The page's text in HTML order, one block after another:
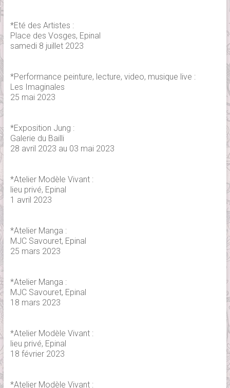
*Eté des Artistes :
Place des Vosges, Epinal
samedi 8 juillet 2023
*Performance peinture, lecture, video, musique live :
Les Imaginales
25 mai 2023
*Exposition Jung :
Galerie du Bailli
28 avril 2023 au 03 mai 2023
*Atelier Modèle Vivant :
lieu privé, Epinal
1 avril 2023
*Atelier Manga :
MJC Savouret, Epinal
25 mars 2023
*Atelier Manga :
MJC Savouret, Epinal
18 mars 2023
*Atelier Modèle Vivant :
lieu privé, Epinal
18 février 2023
*Atelier Modèle Vivant :